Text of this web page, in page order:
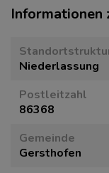
Informationen
Niederlassung
Postleitzahl
86368
Gemeinde
Gersthofen